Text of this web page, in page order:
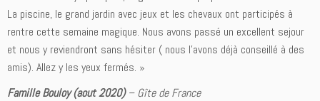
La piscine, le grand jardin avec jeux et les chevaux ont participés à
rentre cette semaine magique. Nous avons passé un excellent sejour
et nous y reviendront sans hésiter ( nous l’avons déjà conseillé à des
amis). Allez y les yeux fermés. »
Famille Bouloy (aout 2020)–Gîte de France